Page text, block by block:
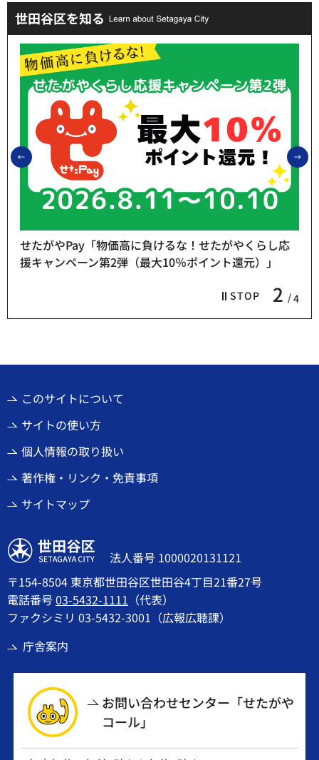
世田谷区を知る
前のスライドを表示
STOP 2 4
せたがやPay「物価高に負けるな！せたがやくらし応
援キャンペーン第2弾（最大10％ポイント還元）」
このサイトについて
サイトの使い方
個人情報の取り扱い
著作権・リンク・免責事項
サイトマップ
世田谷区
法人番号 1000020131121
〒154-8504 東京都世田谷区世田谷4丁目21番27号
電話番号03-5432-1111 （代表）
ファクシミリ 03-5432-3001（広報広聴課）
庁舎案内
お問い合わせセンター「せたがや
コール」